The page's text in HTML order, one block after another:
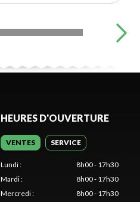
HEURES D'OUVERTURE
VENTES SERVICE
Lundi:
8h00 - 17h30
Mardi:
8h00 - 17h30
Mercredi: 8h00 - 17h30